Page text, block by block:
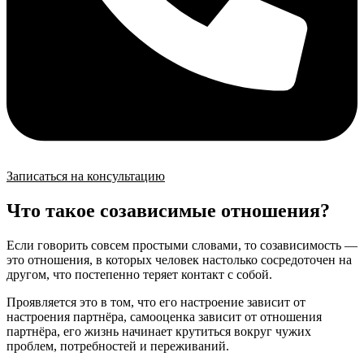
Записаться на консультацию
Что такое созависимые отношения?
Если говорить совсем простыми словами, то созависимость —
это отношения, в которых человек настолько сосредоточен на
другом, что постепенно теряет контакт с собой.
Проявляется это в том, что его настроение зависит от
настроения партнёра, самооценка зависит от отношения
партнёра, его жизнь начинает крутиться вокруг чужих
проблем, потребностей и переживаний.